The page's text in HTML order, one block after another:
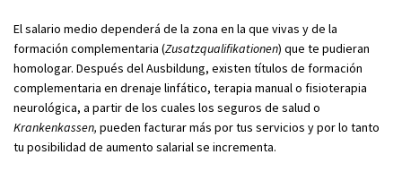
El salario medio dependerá de la zona en la que vivas y de la
formación complementaria (Zusatzqualifikationen) que te pudieran
homologar. Después del Ausbildung, existen títulos de formación
complementaria en drenaje linfático, terapia manual o fisioterapia
neurológica, a partir de los cuales los seguros de salud o
Krankenkassen, pueden facturar más por tus servicios y por lo tanto
tu posibilidad de aumento salarial se incrementa.